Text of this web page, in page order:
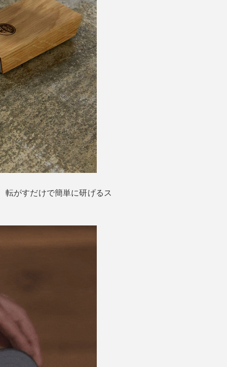
転がすだけで簡単に研げるス